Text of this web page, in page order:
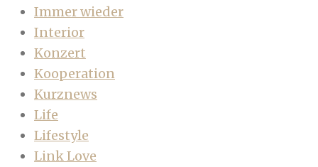
Immer wieder
Interior
Konzert
Kooperation
Kurznews
Life
Lifestyle
Link Love